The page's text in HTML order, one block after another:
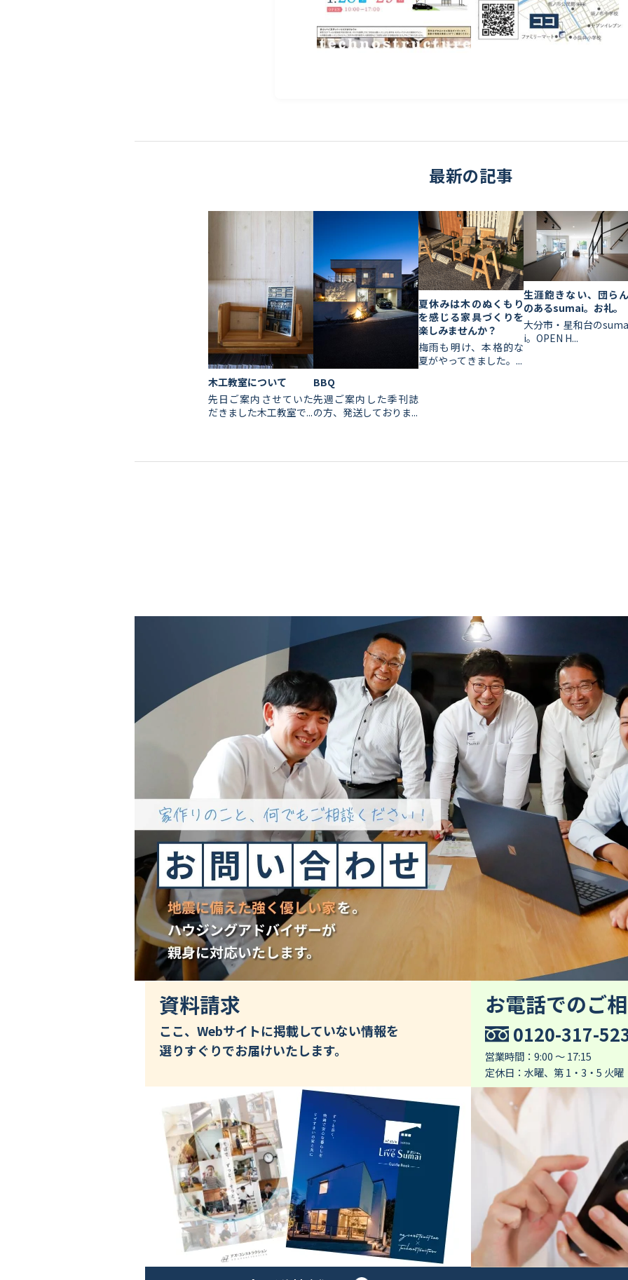
最新の記事
木工教室について
先日ご案内させていた
だきました木工教室で...
BBQ
先週ご案内した季刊誌
の方、発送しておりま...
夏休みは木のぬくもり
を感じる家具づくりを
楽しみませんか？
梅雨も明け、本格的な
夏がやってきました。...
生涯飽きない、団らん
のあるsumai。お礼。
大分市・星和台のsuma
i。OPEN H...
資料請求
ここ、Webサイトに掲載していない情報を
選りすぐりでお届けいたします。
お電話でのご
0120-317-
営業時間：9:00 ～ 17:15
定休日：水曜、第 1・3・5 火曜